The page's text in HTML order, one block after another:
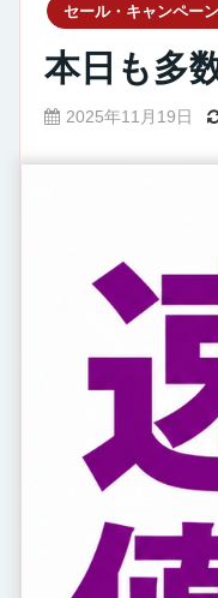
セール・キャンペー
本日も多
2025年11月19日